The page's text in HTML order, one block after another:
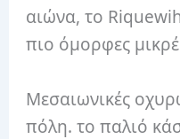
αιώνα, το
πιο όμορφες
Μεσαιωνικές
πόλη. το παλιό